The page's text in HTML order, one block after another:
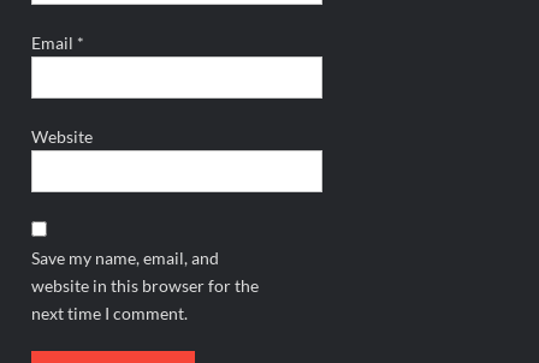
Email *
Website
Save my name, email, and
website in this browser for the
next time I comment.